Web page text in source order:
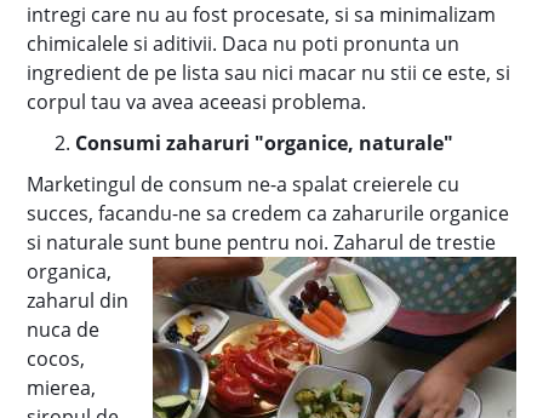
intregi care nu au fost procesate, si sa minimalizam
chimicalele si aditivii. Daca nu poti pronunta un
ingredient de pe lista sau nici macar nu stii ce este, si
corpul tau va avea aceeasi problema.
Consumi zaharuri "organice, naturale"
Marketingul de consum ne-a spalat creierele cu
succes, facandu-ne sa credem ca zaharurile organice
si naturale sunt bune pentru noi. Zaharul de trestie
organica,
zaharul din
nuca de
cocos,
mierea,